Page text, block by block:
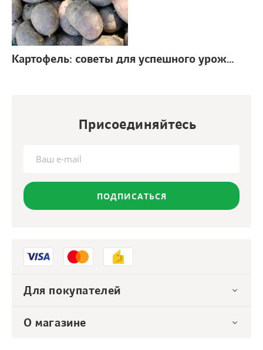
Картофель: советы для успешного урожая
Присоединяйтесь
ПОДПИСАТЬСЯ
Для покупателей
О магазине